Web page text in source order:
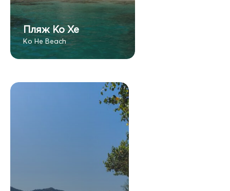
Пляж Ко Хе
Ko He Beach